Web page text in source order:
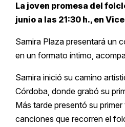
La joven promesa del
junio a las 21:30 h., en
Samira Plaza presentará un
en un formato íntimo,
Samira inició su camino
Córdoba, donde grabó su
Más tarde presentó su
canciones que recorren el